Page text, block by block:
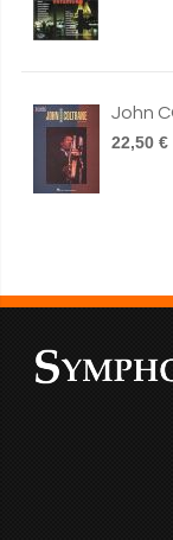
John
22,50 €